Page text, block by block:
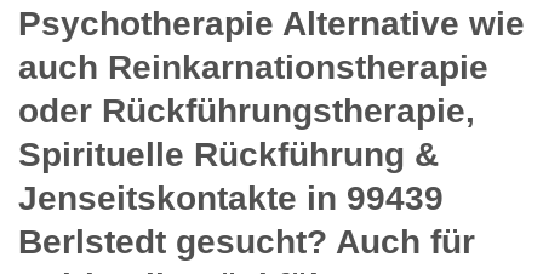
Psychotherapie Alternative wie
auch Reinkarnationstherapie
oder Rückführungstherapie,
Spirituelle Rückführung &
Jenseitskontakte in 99439
Berlstedt gesucht? Auch für